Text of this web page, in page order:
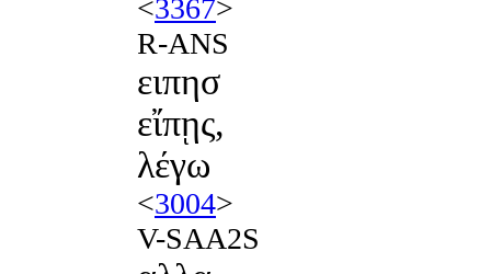
<3367>
R-ANS
ειπησ
εἴπῃς,
λέγω
<3004>
V-SAA2S